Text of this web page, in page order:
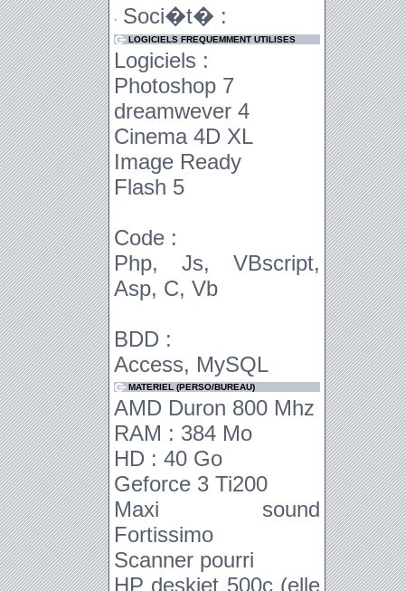
Soci�t� :
LOGICIELS FREQUEMMENT UTILISES
Logiciels :
Photoshop 7
dreamwever 4
Cinema 4D XL
Image Ready
Flash 5
Code :
Php, Js, VBscript,
Asp, C, Vb
BDD :
Access, MySQL
MATERIEL (PERSO/BUREAU)
AMD Duron 800 Mhz
RAM : 384 Mo
HD : 40 Go
Geforce 3 Ti200
Maxi sound
Fortissimo
Scanner pourri
HP deskjet 500c (elle